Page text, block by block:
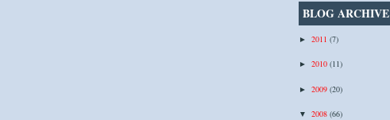
BLOG ARCHIVE
► 2011 (7)
► 2010 (11)
► 2009 (20)
▼ 2008 (66)